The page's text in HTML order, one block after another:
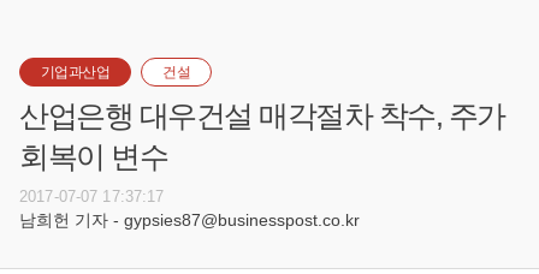
기업과산업 건설
산업은행 대우건설 매각절차 착수, 주가
회복이 변수
2017-07-07 17:37:17
남희헌 기자 - gypsies87@businesspost.co.kr